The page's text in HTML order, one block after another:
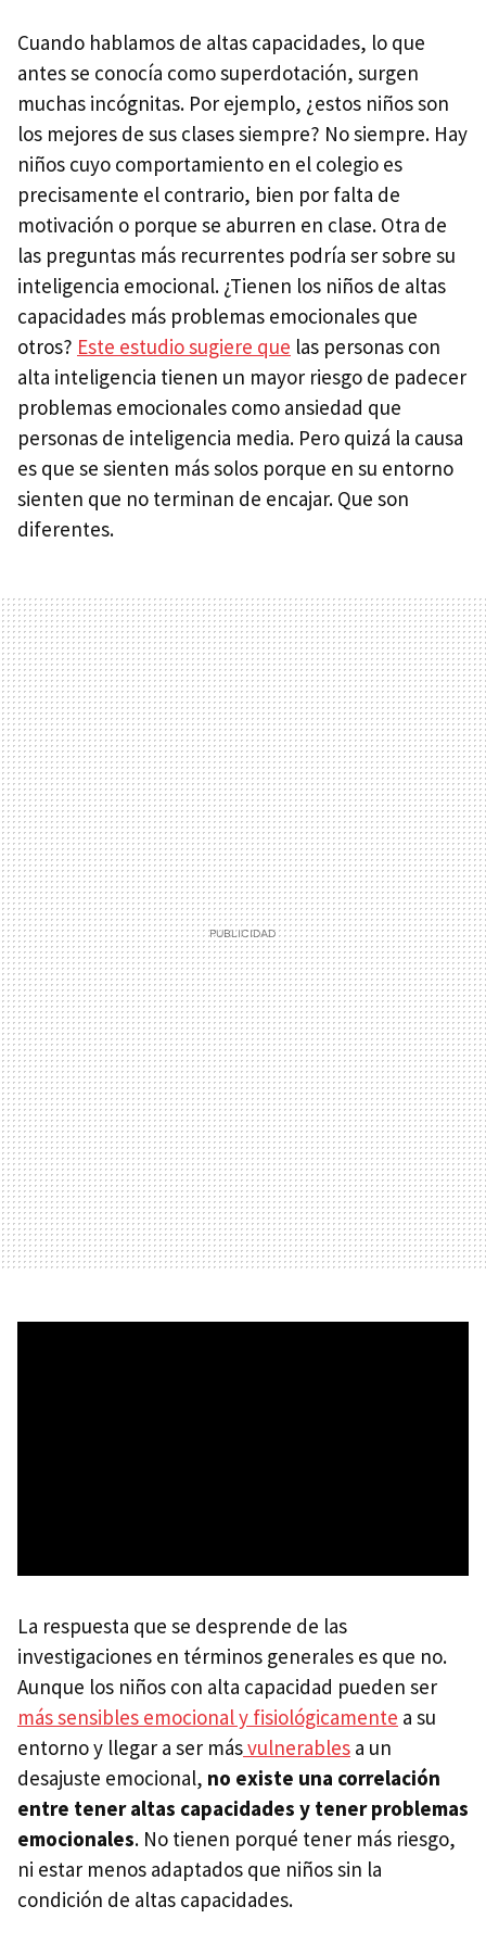
Cuando hablamos de altas capacidades, lo que
antes se conocía como superdotación, surgen
muchas incógnitas. Por ejemplo, ¿estos niños son
los mejores de sus clases siempre? No siempre. Hay
niños cuyo comportamiento en el colegio es
precisamente el contrario, bien por falta de
motivación o porque se aburren en clase. Otra de
las preguntas más recurrentes podría ser sobre su
inteligencia emocional. ¿Tienen los niños de altas
capacidades más problemas emocionales que
otros? Este estudio sugiere que las personas con
alta inteligencia tienen un mayor riesgo de padecer
problemas emocionales como ansiedad que
personas de inteligencia media. Pero quizá la causa
es que se sienten más solos porque en su entorno
sienten que no terminan de encajar. Que son
diferentes.
La respuesta que se desprende de las
investigaciones en términos generales es que no.
Aunque los niños con alta capacidad pueden ser
más sensibles emocional y fisiológicamente a su
entorno y llegar a ser másvulnerables a un
desajuste emocional, no existe una correlación
entre tener altas capacidades y tener problemas
emocionales. No tienen porqué tener más riesgo,
ni estar menos adaptados que niños sin la
condición de altas capacidades.